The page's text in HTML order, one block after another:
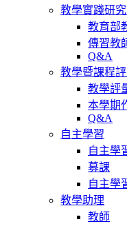
教學實踐研
教育部
傳習教
Q&A
教學暨課程
教學評
本學期
Q&A
自主學習
自主學
募課
自主學
教學助理
教師